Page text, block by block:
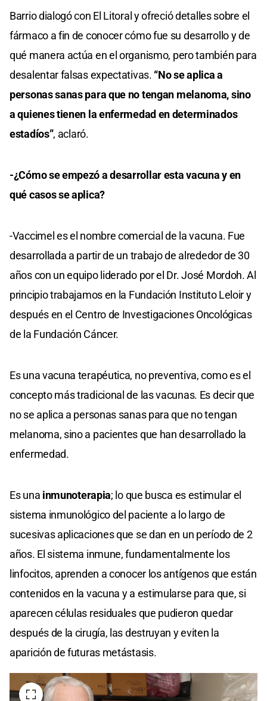
Barrio dialogó con El Litoral y ofreció detalles sobre el
fármaco a fin de conocer cómo fue su desarrollo y de
qué manera actúa en el organismo, pero también para
desalentar falsas expectativas. “No se aplica a
personas sanas para que no tengan melanoma, sino
a quienes tienen la enfermedad en determinados
estadíos”, aclaró.
-¿Cómo se empezó a desarrollar esta vacuna y en
qué casos se aplica?
-Vaccimel es el nombre comercial de la vacuna. Fue
desarrollada a partir de un trabajo de alrededor de 30
años con un equipo liderado por el Dr. José Mordoh. Al
principio trabajamos en la Fundación Instituto Leloir y
después en el Centro de Investigaciones Oncológicas
de la Fundación Cáncer.
Es una vacuna terapéutica, no preventiva, como es el
concepto más tradicional de las vacunas. Es decir que
no se aplica a personas sanas para que no tengan
melanoma, sino a pacientes que han desarrollado la
enfermedad.
Es una inmunoterapia; lo que busca es estimular el
sistema inmunológico del paciente a lo largo de
sucesivas aplicaciones que se dan en un período de 2
años. El sistema inmune, fundamentalmente los
linfocitos, aprenden a conocer los antígenos que están
contenidos en la vacuna y a estimularse para que, si
aparecen células residuales que pudieron quedar
después de la cirugía, las destruyan y eviten la
aparición de futuras metástasis.